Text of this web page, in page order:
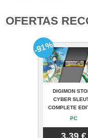
OFERTAS
DIGIMON
CYBER
COMPLETE
PC
-91%